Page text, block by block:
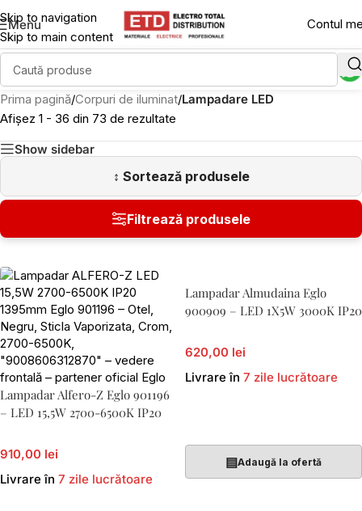
Skip to navigation
Skip to main content
Menu Contul
Prima pagină/Corpuri de iluminat/Lampadare LED
Afișez 1 - 36 din 73 de rezultate
Show sidebar
Lampadar Alfero-Z Eglo 901196
– LED 15,5W 2700-6500K IP20
910,00 lei
Livrare în 7 zile lucrătoare
Lampadar Almudaina Eglo
900909 – LED 1X5W 3000K IP20
620,00 lei
Livrare în 7 zile lucrătoare
▤Adaugă la ofertă